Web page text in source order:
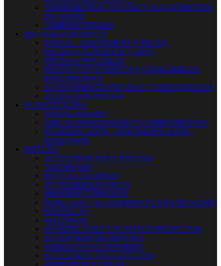
TERMOMETROS VELETAS Y PLUVIÓMETROS
DE JARDÍN
COMPOSTADORES
PISCINAS Y QUIMICOS
JUEGOS - HINCHABLES Y RELAX
PISCINAS SUPERFICIE Y SPAS
PISCINAS INFLABLES
PRODUCTOS QUIMICOS Y CONSUMIBLES
PARA PISCINAS
ACCESORIOS DE PISCINA Y COMPLEMENTOS
FILTRACION PISCINA
CLIMATIZACION
VENTILADORES
AIRE ACONDICIONADO Y COMPLEMENTOS
HUMIDIFICADOR - DESUMIDIFICADOR -
IONIZADOR
PINTURA
ACCESORIOS PARA PINTURA
AGUAPLAST
PINTURA EN SPRAY
ACCESORIOS BASICOS
BROCHAS Y PINCELES
PAPEL LIJA + ACCESORIOS Y LANA DE ACERO
ESPATULAS
PALETINAS
MASKING TAKE Y PLASTICO PROTECTOR
ACCESORIOS DE PINTURA
RODILLOS Y ACCESORIOS
ACCESORIOS PARA EFECTOS
ADHESIVOS Y COLAS